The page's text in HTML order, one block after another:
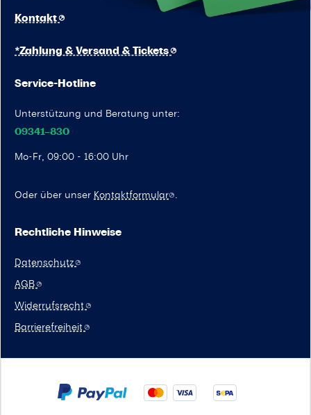
Service-Hotline
Unterstützung und Beratung unter:
09341–830
Mo-Fr, 09:00 - 16:00 Uhr
Oder über unser Kontaktformular .
Kontakt
*Zahlung & Versand & Tickets
Rechtliche Hinweise
Datenschutz
AGB
Widerrufsrecht
Barrierefreiheit